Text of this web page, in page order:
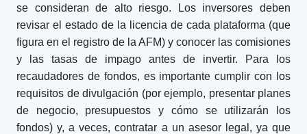
se consideran de alto riesgo. Los inversores deben
revisar el estado de la licencia de cada plataforma (que
figura en el registro de la AFM) y conocer las comisiones
y las tasas de impago antes de invertir. Para los
recaudadores de fondos, es importante cumplir con los
requisitos de divulgación (por ejemplo, presentar planes
de negocio, presupuestos y cómo se utilizarán los
fondos) y, a veces, contratar a un asesor legal, ya que